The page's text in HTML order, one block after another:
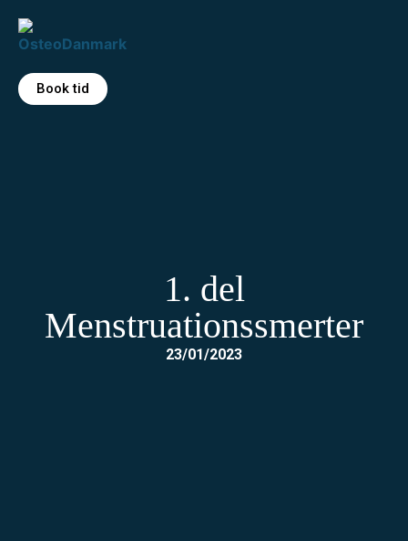
Book tid
1. del
Menstruationssmerter
23/01/2023